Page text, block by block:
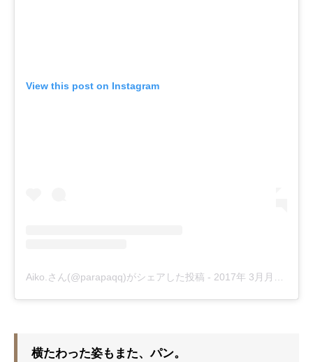
View this post on Instagram
Aiko.さん(@parapaqq)がシェアした投稿 - 2017年 3月月19日午後2時42分PDT
横たわった姿もまた、パン。